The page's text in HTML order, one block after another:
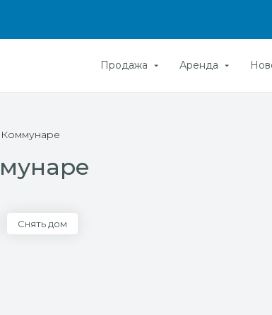
Продажа Аренда
Снять дом